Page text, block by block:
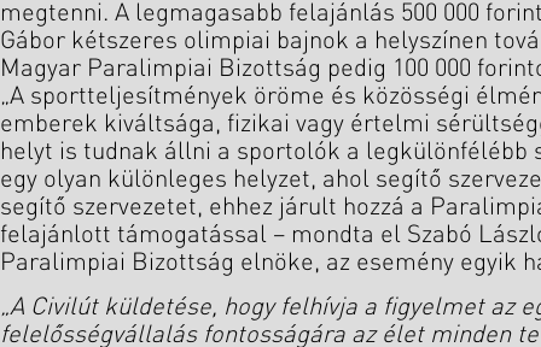
megtenni. A legmagasabb felajánlás 500 000
Gábor kétszeres olimpiai bajnok a helyszínen
Magyar Paralimpiai Bizottság pedig 100 000
„A sportteljesítmények öröme és közösségi
emberek kiváltsága, fizikai vagy értelmi
helyt is tudnak állni a sportolók a legkülönfélébb
egy olyan különleges helyzet, ahol segítő
segítő szervezetet, ehhez járult hozzá a
felajánlott támogatással – mondta el Szabó
Paralimpiai Bizottság elnöke, az esemény egyik
„A Civilút küldetése, hogy felhívja a figyelmet az
felelősségvállalás fontosságára az élet minden